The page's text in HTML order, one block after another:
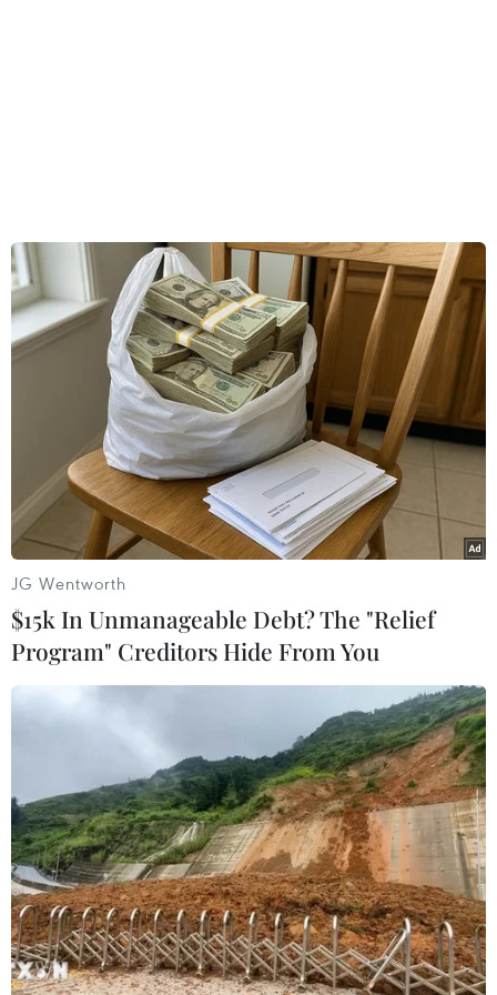
Theo ông này thì một đội 40 nhân viên cứu hộ
đã tới núiSalak, nơi chiếc máy bay mất tích
cùng hai trực thăng được huy độngtham gia
cuộc tìm kiếm.
Hàng trăm nhân viên cứu hộ cũng đã lập nênba
trạm kiểm soát ở vùng núi này để thực hiện
cuộc tìm kiếm quy mô lớn.
Trước đó, theo AFP, chiếc Sukhoi Superjet 100
đã biến mất khỏi màn hình radar quanh khu
vực Bogor khoảng 50 phút sauchuyến bay ngắn.
Trên máy bay có tám người Nga, bao gồm bốn
thành viên phi hành đoàn, còn lại làcác đại diện
của ngành hàng không Indonesia, một người
Mỹ và một người Pháp.
Hãng tin Nga RIA Novosti cho biếtcơ trưởng là
Alexander Yablontsev, 57 tuổi, một phi công dày
dạn kinh nghiệm.
Máy bay cất cánh từ sânbay Halim
Perdanakusuma ở Jakarta vào lúc 14 giờ - giờ
JG Wentworth
$15k In Unmanageable Debt? The "Relief
Program" Creditors Hide From You